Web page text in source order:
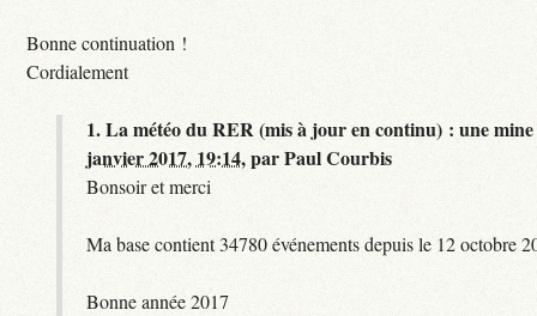
Bonne continuation !
Cordialement
1.La météo du RER (mis à jour en continu) : une
janvier 2017, 19:14,parPaul Courbis
Bonsoir et merci
Ma base contient 34780 événements depuis le 12 octobre
Bonne année 2017